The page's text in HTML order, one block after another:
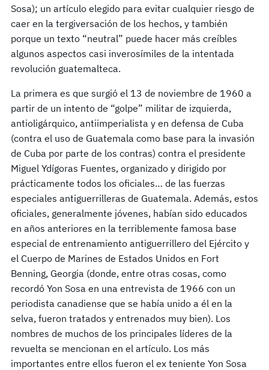
Sosa); un artículo elegido para evitar cualquier riesgo de
caer en la tergiversación de los hechos, y también
porque un texto “neutral” puede hacer más creíbles
algunos aspectos casi inverosímiles de la intentada
revolución guatemalteca.
La primera es que surgió el 13 de noviembre de 1960 a
partir de un intento de “golpe” militar de izquierda,
antioligárquico, antiimperialista y en defensa de Cuba
(contra el uso de Guatemala como base para la invasión
de Cuba por parte de los contras) contra el presidente
Miguel Ydígoras Fuentes, organizado y dirigido por
prácticamente todos los oficiales… de las fuerzas
especiales antiguerrilleras de Guatemala. Además, estos
oficiales, generalmente jóvenes, habían sido educados
en años anteriores en la terriblemente famosa base
especial de entrenamiento antiguerrillero del Ejército y
el Cuerpo de Marines de Estados Unidos en Fort
Benning, Georgia (donde, entre otras cosas, como
recordó Yon Sosa en una entrevista de 1966 con un
periodista canadiense que se había unido a él en la
selva, fueron tratados y entrenados muy bien). Los
nombres de muchos de los principales líderes de la
revuelta se mencionan en el artículo. Los más
importantes entre ellos fueron el ex teniente Yon Sosa